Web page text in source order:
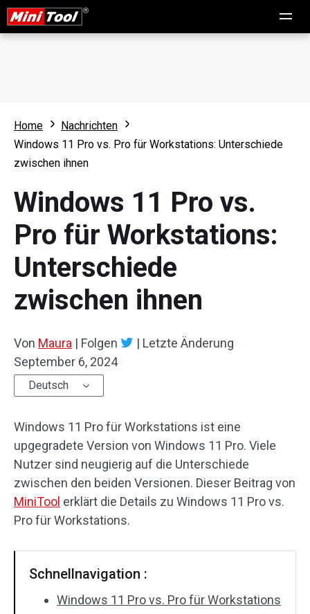
Home
Nachrichten
Windows 11 Pro vs. Pro für Workstations: Unterschiede
zwischen ihnen
Windows 11 Pro vs.
Pro für Workstations:
Unterschiede
zwischen ihnen
Von Maura | Folgen | Letzte Änderung
September 6, 2024
Deutsch
Windows 11 Pro für Workstations ist eine
upgegradete Version von Windows 11 Pro. Viele
Nutzer sind neugierig auf die Unterschiede
zwischen den beiden Versionen. Dieser Beitrag von
MiniTool erklärt die Details zu Windows 11 Pro vs.
Pro für Workstations.
Schnellnavigation :
Windows 11 Pro vs. Pro für Workstations